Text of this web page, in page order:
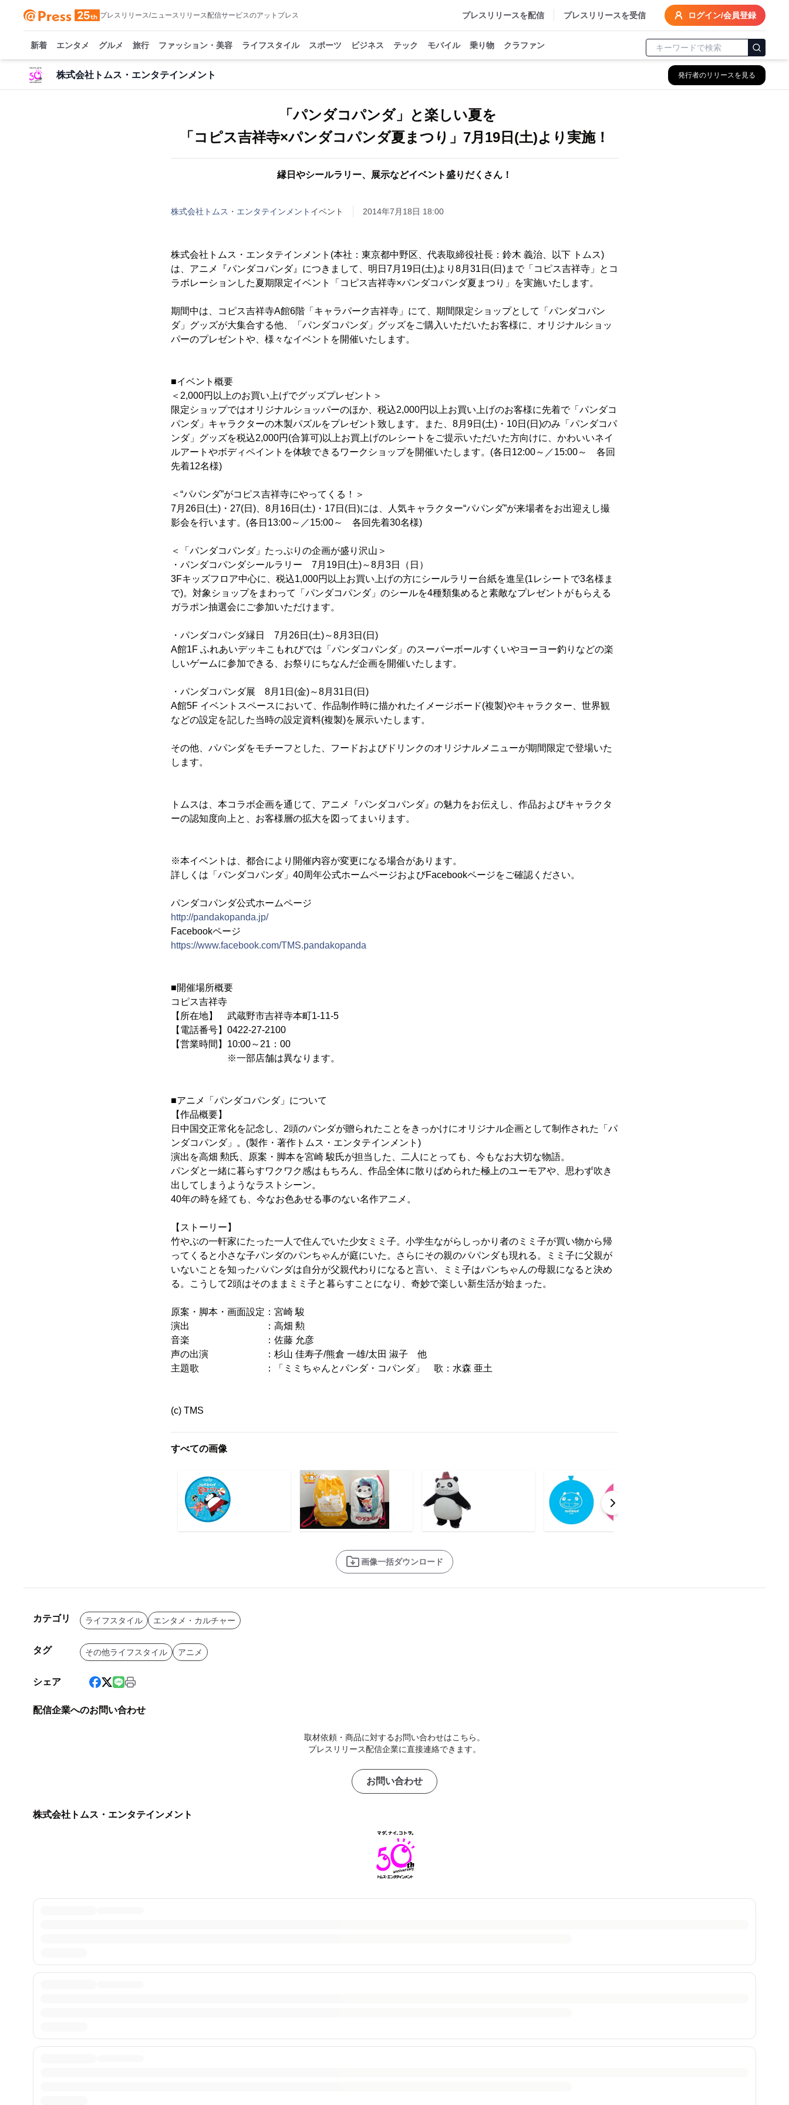
プレスリリース/ニュースリリース配信サービスのアットプレス プレスリリースを配信 プレスリリースを受信 ログイン/会員登録
新着 エンタメ グルメ 旅行 ファッション・美容 ライフスタイル スポーツ ビジネス テック モバイル 乗り物 クラファン
株式会社トムス・エンタテインメント 発行者のリリースを見る
「パンダコパンダ」と楽しい夏を
「コピス吉祥寺×パンダコパンダ夏まつり」7月19日(土)より実施！
縁日やシールラリー、展示などイベント盛りだくさん！
株式会社トムス・エンタテインメント イベント 2014年7月18日 18:00
株式会社トムス・エンタテインメント(本社：東京都中野区、代表取締役社長：鈴木 義治、以下 トムス)
は、アニメ『パンダコパンダ』につきまして、明日7月19日(土)より8月31日(日)まで「コピス吉祥寺」とコ
ラボレーションした夏期限定イベント「コピス吉祥寺×パンダコパンダ夏まつり」を実施いたします。
期間中は、コピス吉祥寺A館6階「キャラパーク吉祥寺」にて、期間限定ショップとして「パンダコパン
ダ」グッズが大集合する他、「パンダコパンダ」グッズをご購入いただいたお客様に、オリジナルショッ
パーのプレゼントや、様々なイベントを開催いたします。
■イベント概要
＜2,000円以上のお買い上げでグッズプレゼント＞
限定ショップではオリジナルショッパーのほか、税込2,000円以上お買い上げのお客様に先着で「パンダコ
パンダ」キャラクターの木製パズルをプレゼント致します。また、8月9日(土)・10日(日)のみ「パンダコパ
ンダ」グッズを税込2,000円(合算可)以上お買上げのレシートをご提示いただいた方向けに、かわいいネイ
ルアートやボディペイントを体験できるワークショップを開催いたします。(各日12:00～／15:00～ 各回
先着12名様)
＜“パパンダ”がコピス吉祥寺にやってくる！＞
7月26日(土)・27(日)、8月16日(土)・17日(日)には、人気キャラクター“パパンダ”が来場者をお出迎えし撮
影会を行います。(各日13:00～／15:00～ 各回先着30名様)
＜「パンダコパンダ」たっぷりの企画が盛り沢山＞
・パンダコパンダシールラリー 7月19日(土)～8月3日（日）
3Fキッズフロア中心に、税込1,000円以上お買い上げの方にシールラリー台紙を進呈(1レシートで3名様ま
で)。対象ショップをまわって「パンダコパンダ」のシールを4種類集めると素敵なプレゼントがもらえる
ガラポン抽選会にご参加いただけます。
・パンダコパンダ縁日 7月26日(土)～8月3日(日)
A館1F ふれあいデッキこもれびでは「パンダコパンダ」のスーパーボールすくいやヨーヨー釣りなどの楽
しいゲームに参加できる、お祭りにちなんだ企画を開催いたします。
・パンダコパンダ展 8月1日(金)～8月31日(日)
A館5F イベントスペースにおいて、作品制作時に描かれたイメージボード(複製)やキャラクター、世界観
などの設定を記した当時の設定資料(複製)を展示いたします。
その他、パパンダをモチーフとした、フードおよびドリンクのオリジナルメニューが期間限定で登場いた
します。
トムスは、本コラボ企画を通じて、アニメ『パンダコパンダ』の魅力をお伝えし、作品およびキャラクタ
ーの認知度向上と、お客様層の拡大を図ってまいります。
※本イベントは、都合により開催内容が変更になる場合があります。
詳しくは「パンダコパンダ」40周年公式ホームページおよびFacebookページをご確認ください。
パンダコパンダ公式ホームページ
http://pandakopanda.jp/
Facebookページ
https://www.facebook.com/TMS.pandakopanda
■開催場所概要
コピス吉祥寺
【所在地】 武蔵野市吉祥寺本町1-11-5
【電話番号】0422-27-2100
【営業時間】10:00～21：00
※一部店舗は異なります。
■アニメ「パンダコパンダ」について
【作品概要】
日中国交正常化を記念し、2頭のパンダが贈られたことをきっかけにオリジナル企画として制作された「パ
ンダコパンダ」。(製作・著作トムス・エンタテインメント)
演出を高畑 勲氏、原案・脚本を宮崎 駿氏が担当した、二人にとっても、今もなお大切な物語。
パンダと一緒に暮らすワクワク感はもちろん、作品全体に散りばめられた極上のユーモアや、思わず吹き
出してしまうようなラストシーン。
40年の時を経ても、今なお色あせる事のない名作アニメ。
【ストーリー】
竹やぶの一軒家にたった一人で住んでいた少女ミミ子。小学生ながらしっかり者のミミ子が買い物から帰
ってくると小さな子パンダのパンちゃんが庭にいた。さらにその親のパパンダも現れる。ミミ子に父親が
いないことを知ったパパンダは自分が父親代わりになると言い、ミミ子はパンちゃんの母親になると決め
る。こうして2頭はそのままミミ子と暮らすことになり、奇妙で楽しい新生活が始まった。
原案・脚本・画面設定：宮崎 駿
演出 ：高畑 勲
音楽 ：佐藤 允彦
声の出演 ：杉山 佳寿子/熊倉 一雄/太田 淑子 他
主題歌 ：「ミミちゃんとパンダ・コパンダ」 歌：水森 亜土
(c) TMS
すべての画像
画像一括ダウンロード
カテゴリ ライフスタイル エンタメ・カルチャー
タグ その他ライフスタイル アニメ
シェア
配信企業へのお問い合わせ
取材依頼・商品に対するお問い合わせはこちら。
プレスリリース配信企業に直接連絡できます。
お問い合わせ
株式会社トムス・エンタテインメント